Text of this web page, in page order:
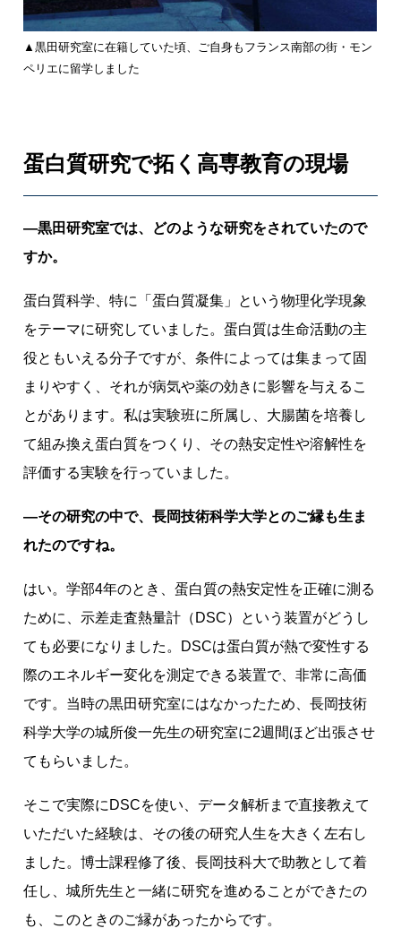
▲黒田研究室に在籍していた頃、ご自身もフランス南部の街・モン
ペリエに留学しました
蛋白質研究で拓く高専教育の現場
―黒田研究室では、どのような研究をされていたので
すか。
蛋白質科学、特に「蛋白質凝集」という物理化学現象
をテーマに研究していました。蛋白質は生命活動の主
役ともいえる分子ですが、条件によっては集まって固
まりやすく、それが病気や薬の効きに影響を与えるこ
とがあります。私は実験班に所属し、大腸菌を培養し
て組み換え蛋白質をつくり、その熱安定性や溶解性を
評価する実験を行っていました。
―その研究の中で、長岡技術科学大学とのご縁も生ま
れたのですね。
はい。学部4年のとき、蛋白質の熱安定性を正確に測る
ために、示差走査熱量計（DSC）という装置がどうし
ても必要になりました。DSCは蛋白質が熱で変性する
際のエネルギー変化を測定できる装置で、非常に高価
です。当時の黒田研究室にはなかったため、長岡技術
科学大学の城所俊一先生の研究室に2週間ほど出張させ
てもらいました。
そこで実際にDSCを使い、データ解析まで直接教えて
いただいた経験は、その後の研究人生を大きく左右し
ました。博士課程修了後、長岡技科大で助教として着
任し、城所先生と一緒に研究を進めることができたの
も、このときのご縁があったからです。